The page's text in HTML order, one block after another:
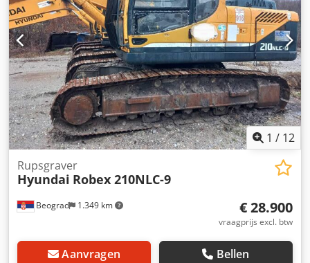
1 / 12
Beograd 1.349 km
Rupsgraver
Hyundai Robex 210NLC-9
€ 28.900
vraagprijs excl. btw
Aanvragen Bellen